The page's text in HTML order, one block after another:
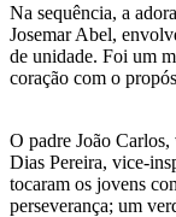
Na sequência, a
Josemar Abel,
de unidade. Foi um
coração com o
O padre João
Dias Pereira, vice-
tocaram os jovens
perseverança; um